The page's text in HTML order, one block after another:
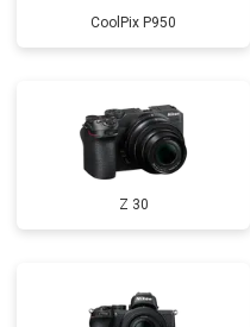
CoolPix P950
Z 30